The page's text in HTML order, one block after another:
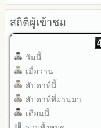
สถิติผู้เข้าชม
วันนี้
เมื่อวาน
สัปดาห์นี้
สัปดาห์ที่ผ่านมา
เดือนนี้